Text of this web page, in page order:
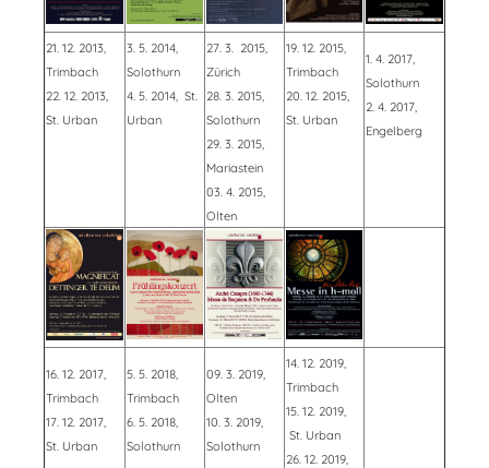
21. 12. 2013,
Trimbach
22. 12. 2013,
St. Urban
3. 5. 2014,
Solothurn
4. 5. 2014, St.
Urban
27. 3. 2015,
Zürich
28. 3. 2015,
Solothurn
29. 3. 2015,
Mariastein
03. 4. 2015,
Olten
19. 12. 2015,
Trimbach
20. 12. 2015,
St. Urban
1. 4. 2017,
Solothurn
2. 4. 2017,
Engelberg
16. 12. 2017,
Trimbach
17. 12. 2017,
St. Urban
5. 5. 2018,
Trimbach
6. 5. 2018,
Solothurn
09. 3. 2019,
Olten
10. 3. 2019,
Solothurn
14. 12. 2019,
Trimbach
15. 12. 2019,
St. Urban
26. 12. 2019,